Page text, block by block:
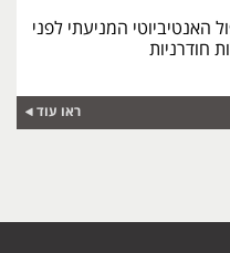
האנטיביוטי המניעתי לפני
חודרניות
ראו עוד